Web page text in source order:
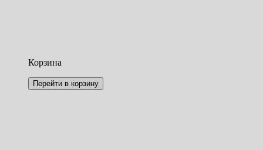
Корзина
Перейти в корзину